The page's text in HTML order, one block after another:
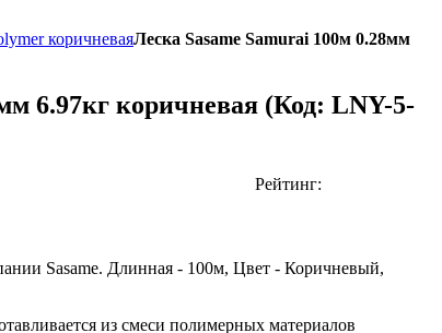
коричневаяЛеска Sasame Samurai 100м 0.28мм
6.97кг коричневая (Код: LNY-5-
Рейтинг:
Sasame. Длинная - 100м, Цвет - Коричневый,
из смеси полимерных материалов